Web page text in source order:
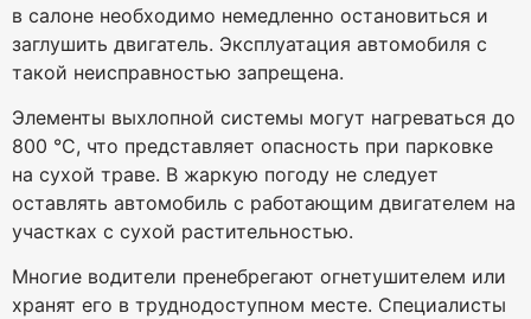
в салоне необходимо немедленно остановиться и
заглушить двигатель. Эксплуатация автомобиля с
такой неисправностью запрещена.
Элементы выхлопной системы могут нагреваться до
800 °C, что представляет опасность при парковке
на сухой траве. В жаркую погоду не следует
оставлять автомобиль с работающим двигателем на
участках с сухой растительностью.
Многие водители пренебрегают огнетушителем или
хранят его в труднодоступном месте. Специалисты